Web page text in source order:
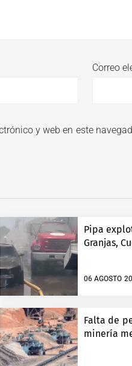
Correo
y web en este
Pipa
Granjas,
06 AGOSTO
Falta de
minería